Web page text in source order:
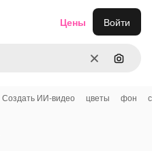
ОчиститьПоиск
Цены Войти
Создать ИИ-видео цветы фон